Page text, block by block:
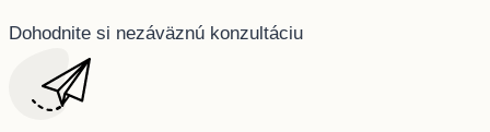
Dohodnite si nezáväznú konzultáciu